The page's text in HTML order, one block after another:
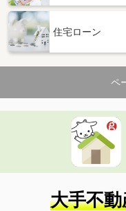
住宅ローン
ペ
大手不